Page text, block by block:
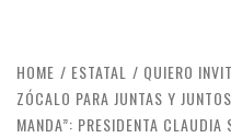
HOME ESTATAL
QUIERO
ZÓCALO PARA JUNTAS Y
MANDA”: PRESIDENTA CLAUDIA